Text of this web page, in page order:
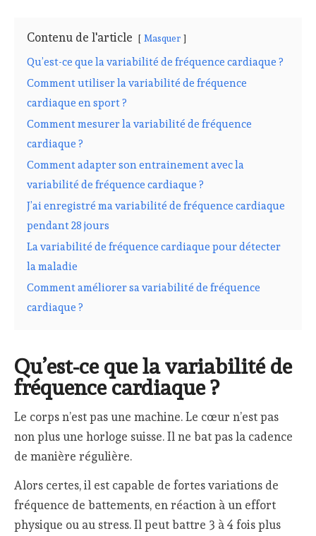
Contenu de l'article Masquer
Qu’est-ce que la variabilité de fréquence cardiaque ?
Comment utiliser la variabilité de fréquence
cardiaque en sport ?
Comment mesurer la variabilité de fréquence
cardiaque ?
Comment adapter son entrainement avec la
variabilité de fréquence cardiaque ?
J’ai enregistré ma variabilité de fréquence cardiaque
pendant 28 jours
La variabilité de fréquence cardiaque pour détecter
la maladie
Comment améliorer sa variabilité de fréquence
cardiaque ?
Qu’est-ce que la variabilité de
fréquence cardiaque ?
Le corps n’est pas une machine. Le cœur n’est pas
non plus une horloge suisse. Il ne bat pas la cadence
de manière régulière.
Alors certes, il est capable de fortes variations de
fréquence de battements, en réaction à un effort
physique ou au stress. Il peut battre 3 à 4 fois plus